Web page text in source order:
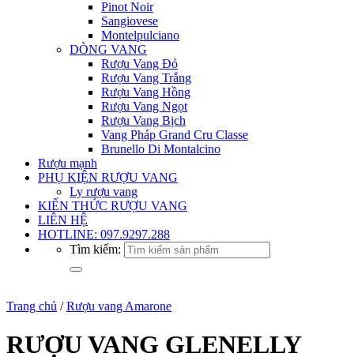
Pinot Noir
Sangiovese
Montelpulciano
DÒNG VANG
Rượu Vang Đỏ
Rượu Vang Trắng
Rượu Vang Hồng
Rượu Vang Ngọt
Rượu Vang Bịch
Vang Pháp Grand Cru Classe
Brunello Di Montalcino
Rượu mạnh
PHỤ KIỆN RƯỢU VANG
Ly rượu vang
KIẾN THỨC RƯỢU VANG
LIÊN HỆ
HOTLINE: 097.9297.288
Tìm kiếm:
Trang chủ / Rượu vang Amarone
RƯỢU VANG GLENELLY